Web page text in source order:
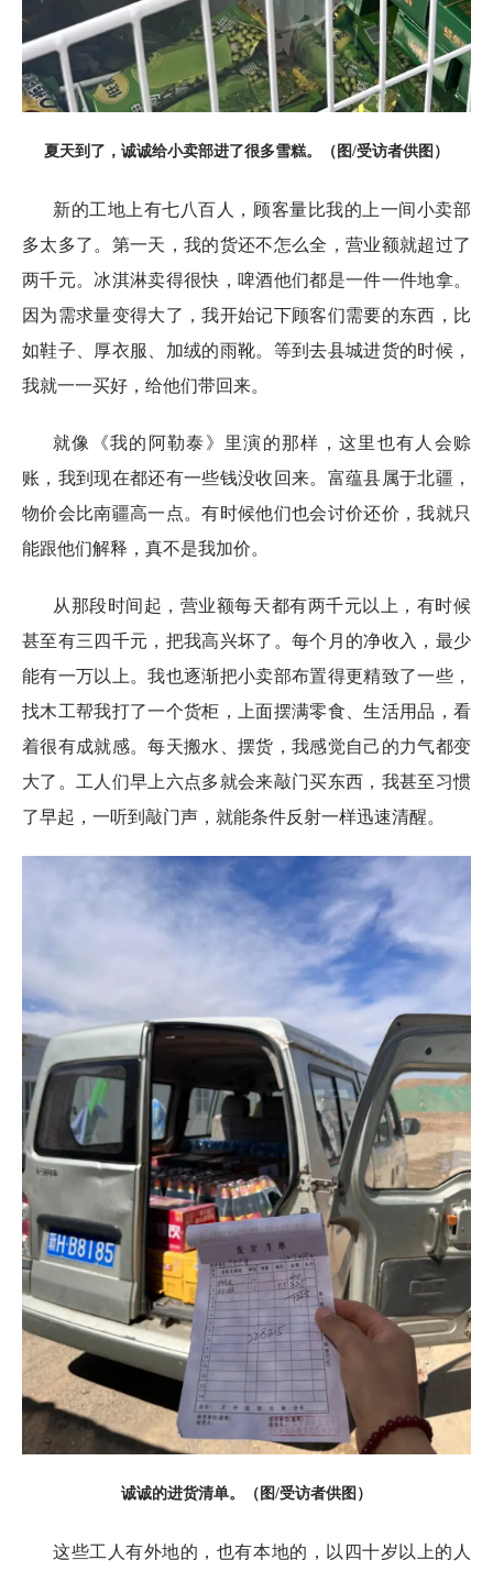
夏天到了，诚诚给小卖部进了很多雪糕。（图/受访者供图）
新的工地上有七八百人，顾客量比我的上一间小卖部
多太多了。第一天，我的货还不怎么全，营业额就超过了
两千元。冰淇淋卖得很快，啤酒他们都是一件一件地拿。
因为需求量变得大了，我开始记下顾客们需要的东西，比
如鞋子、厚衣服、加绒的雨靴。等到去县城进货的时候，
我就一一买好，给他们带回来。
就像《我的阿勒泰》里演的那样，这里也有人会赊
账，我到现在都还有一些钱没收回来。富蕴县属于北疆，
物价会比南疆高一点。有时候他们也会讨价还价，我就只
能跟他们解释，真不是我加价。
从那段时间起，营业额每天都有两千元以上，有时候
甚至有三四千元，把我高兴坏了。每个月的净收入，最少
能有一万以上。我也逐渐把小卖部布置得更精致了一些，
找木工帮我打了一个货柜，上面摆满零食、生活用品，看
着很有成就感。每天搬水、摆货，我感觉自己的力气都变
大了。工人们早上六点多就会来敲门买东西，我甚至习惯
了早起，一听到敲门声，就能条件反射一样迅速清醒。
诚诚的进货清单。（图/受访者供图）
这些工人有外地的，也有本地的，以四十岁以上的人